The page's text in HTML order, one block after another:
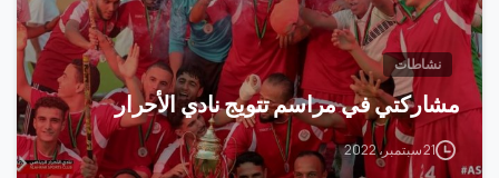
نشاطات
مشاركتي في مراسم تتويج نادي الأحرار
21 سبتمبر، 2022